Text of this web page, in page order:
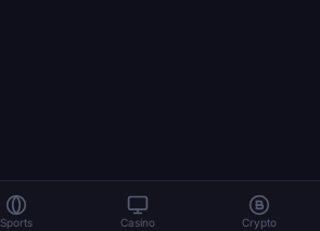
Sports Casino Crypto